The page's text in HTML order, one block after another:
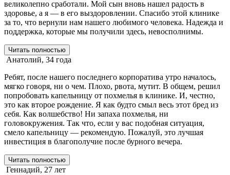
великолепно сработали. Мой сын вновь нашел радость в
здоровье, а я — в его выздоровлении. Спасибо этой клинике
за то, что вернули нам нашего любимого человека. Надежда и
поддержка, которые мы получили здесь, невосполнимы.
Читать полностью
Анатолий, 34 года
Ребят, после нашего последнего корпоратива утро началось,
мягко говоря, ни о чем. Плохо, рвота, мутит. В общем, решил
попробовать капельницу от похмелья в клинике. И, честно,
это как второе рождение. Я как будто смыл весь этот бред из
себя. Как волшебство! Ни запаха похмелья, ни
головокружения. Так что, если у вас подобная ситуация,
смело капельницу — рекомендую. Пожалуй, это лучшая
инвестиция в благополучие после бурного вечера.
Читать полностью
Геннадий, 27 лет